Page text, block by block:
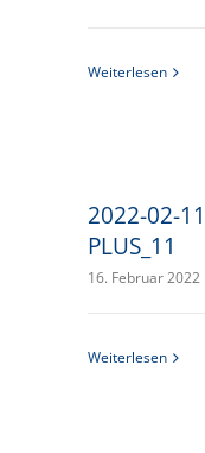
Weiterlesen
2022-02-
PLUS_11
16. Februar 2022
Weiterlesen